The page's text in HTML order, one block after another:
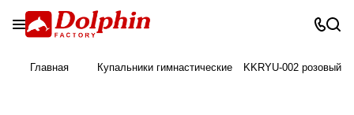
Главная Купальники гимнастические KKRYU-002 розовый